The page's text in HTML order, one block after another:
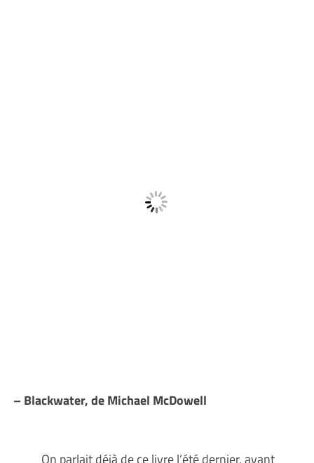
– Blackwater, de Michael McDowell
On parlait déjà de ce livre l’été dernier, avant